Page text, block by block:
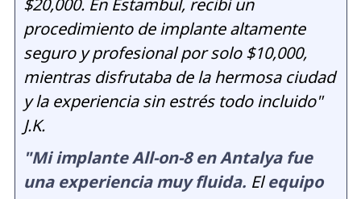
$20,000. En Estambul, recibí un
procedimiento de implante altamente
seguro y profesional por solo $10,000,
mientras disfrutaba de la hermosa ciudad
y la experiencia sin estrés todo incluido"
J.K.
"Mi implante All-on-8 en Antalya fue
una experiencia muy fluida. Elequipo